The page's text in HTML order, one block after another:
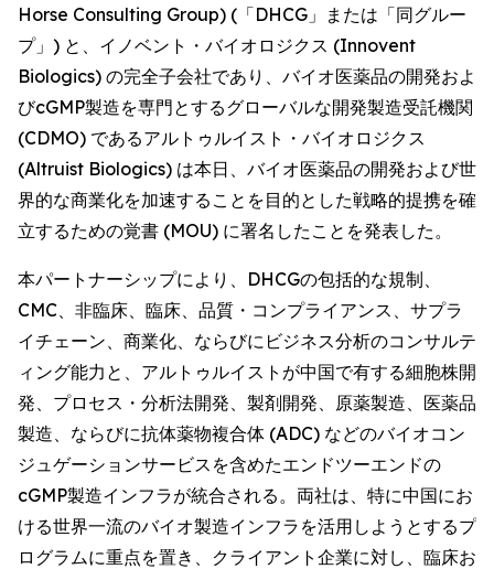
Horse Consulting Group) (「DHCG」または「同グルー
プ」) と、イノベント・バイオロジクス (Innovent
Biologics) の完全子会社であり、バイオ医薬品の開発およ
びcGMP製造を専門とするグローバルな開発製造受託機関
(CDMO) であるアルトゥルイスト・バイオロジクス
(Altruist Biologics) は本日、バイオ医薬品の開発および世
界的な商業化を加速することを目的とした戦略的提携を確
立するための覚書 (MOU) に署名したことを発表した。
本パートナーシップにより、DHCGの包括的な規制、
CMC、非臨床、臨床、品質・コンプライアンス、サプラ
イチェーン、商業化、ならびにビジネス分析のコンサルテ
ィング能力と、アルトゥルイストが中国で有する細胞株開
発、プロセス・分析法開発、製剤開発、原薬製造、医薬品
製造、ならびに抗体薬物複合体 (ADC) などのバイオコン
ジュゲーションサービスを含めたエンドツーエンドの
cGMP製造インフラが統合される。両社は、特に中国にお
ける世界一流のバイオ製造インフラを活用しようとするプ
ログラムに重点を置き、クライアント企業に対し、臨床お